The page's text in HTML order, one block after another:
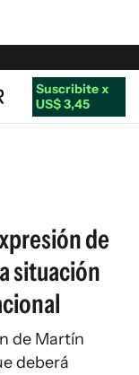
Suscribite x
US$ 3,45
de
situación
de Martín
deberá